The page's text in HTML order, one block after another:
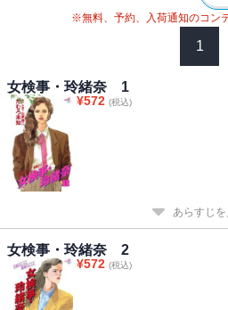
※無料、予約、入荷通知のコン
1
女検事・玲緒奈 1
¥572 (税込)
あらすじを
女検事・玲緒奈 2
¥572 (税込)